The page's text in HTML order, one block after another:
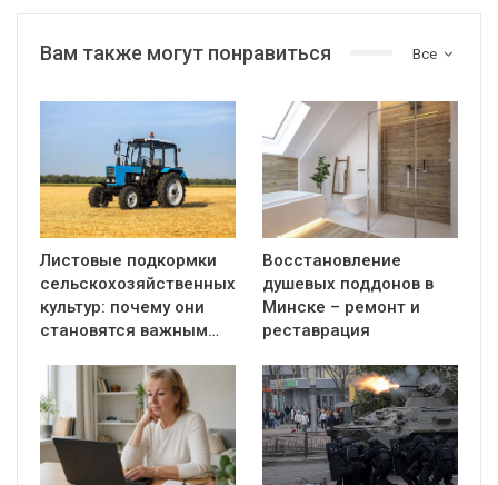
Все
Вам также могут понравиться
Листовые подкормки
сельскохозяйственных
культур: почему они
становятся важным…
Восстановление
душевых поддонов в
Минске – ремонт и
реставрация